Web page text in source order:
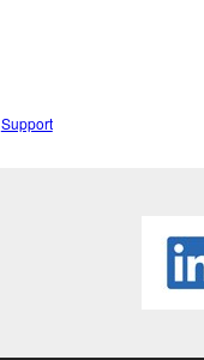
Support